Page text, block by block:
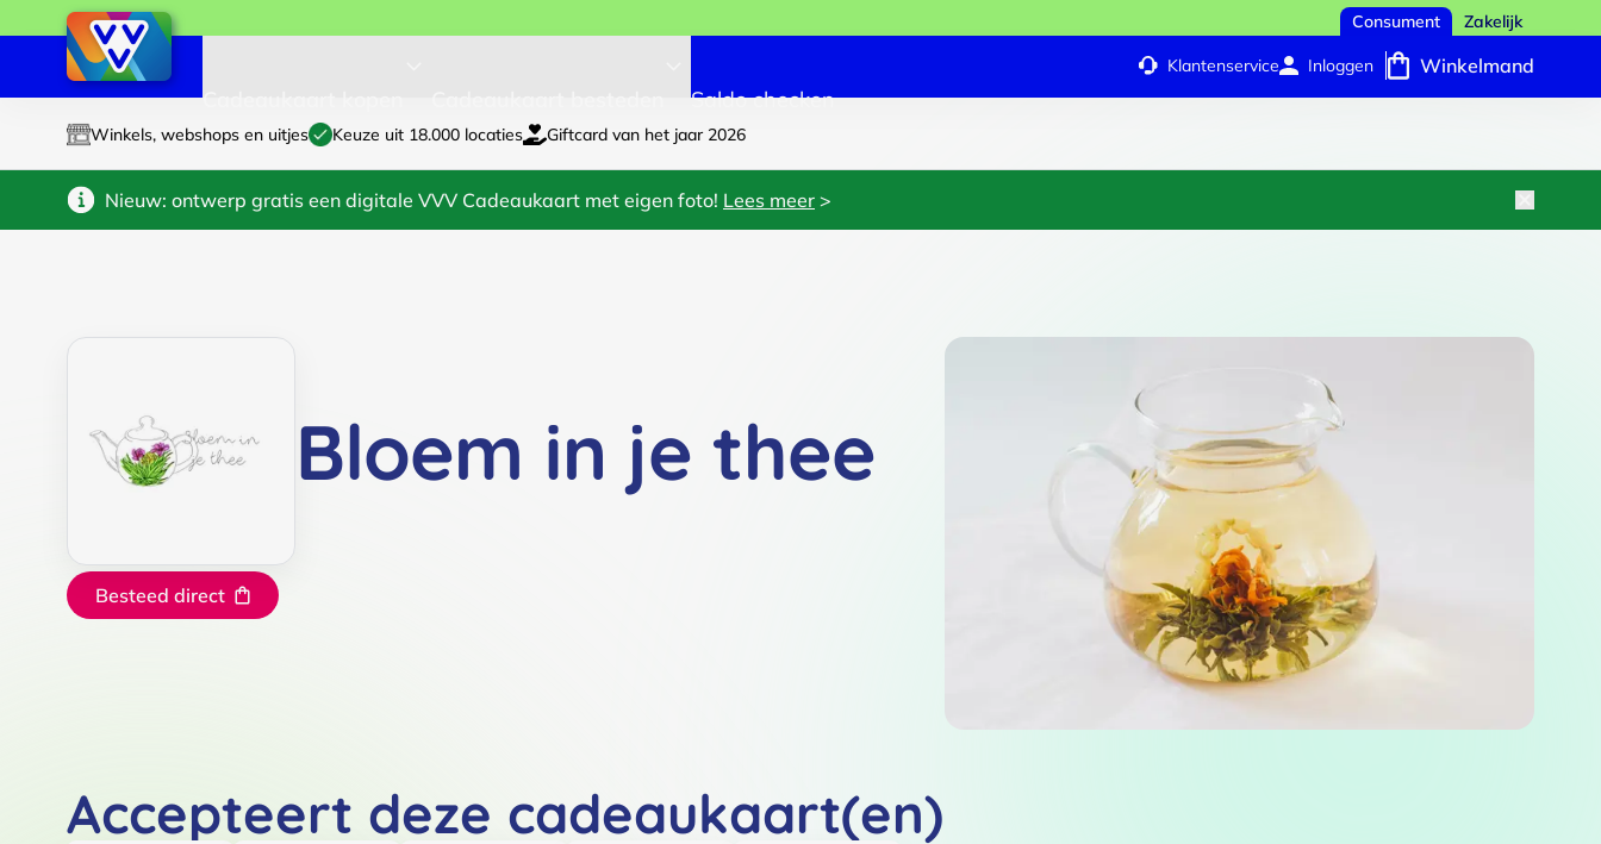
Consument Zakelijk
Saldo checken
Klantenservice Inloggen Winkelmand
Winkels, webshops en uitjes Keuze uit 18.000 locaties Giftcard van het jaar 2026
Nieuw: ontwerp gratis een digitale VVV Cadeaukaart met eigen foto! Lees meer >
Bloem in je thee
Besteed direct
Accepteert deze cadeaukaart(en)